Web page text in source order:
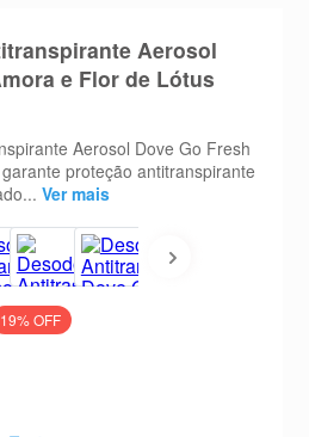
Aerosol
e Flor de Lótus
Aerosol Dove Go Fresh
proteção antitranspirante
Ver mais
19% OFF